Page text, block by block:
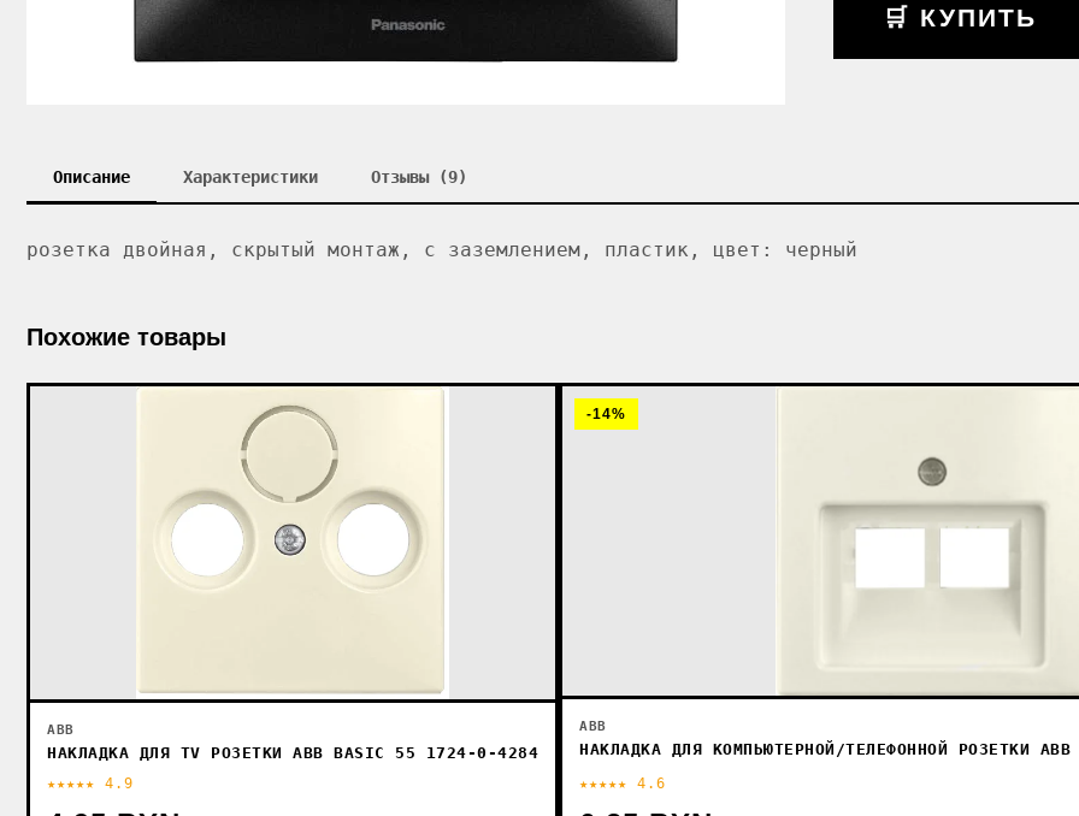
🛒 КУПИТЬ
Описание Характеристики Отзывы (9)
розетка двойная, скрытый монтаж, с заземлением, пластик, цвет: черный
Похожие товары
ABB
НАКЛАДКА ДЛЯ TV РОЗЕТКИ ABB BASIC 55 1724-0-4284
★★★★★ 4.9
-14%
ABB
НАКЛАДКА ДЛЯ КОМПЬЮТЕРНОЙ/ТЕЛЕФОННОЙ РОЗЕТКИ
★★★★★ 4.6